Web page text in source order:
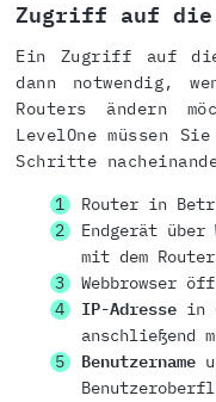
Zugriff auf die
Ein Zugriff auf
dann notwendig,
Routers ändern
LevelOne müssen
Schritte
Router in
Endgerät über
mit dem
Webbrowser
IP-Adressein
anschließend
Benutzername